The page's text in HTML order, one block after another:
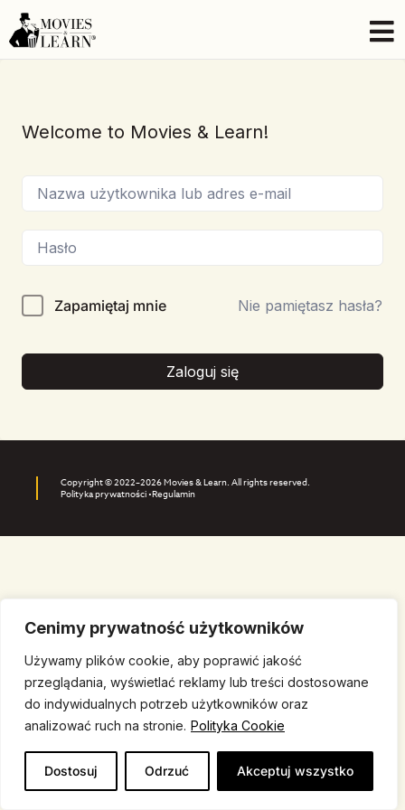
Cenimy prywatność użytkowników
Używamy plików cookie, aby poprawić jakość
przeglądania, wyświetlać reklamy lub treści dostosowane
do indywidualnych potrzeb użytkowników oraz
analizować ruch na stronie. Polityka Cookie
Dostosuj Odrzuć Akceptuj wszystko
Welcome to Movies & Learn!
Zapamiętaj mnie Nie pamiętasz hasła?
Zaloguj się
Copyright © 2022–2026 Movies & Learn. All rights reserved.
Polityka prywatności •Regulamin